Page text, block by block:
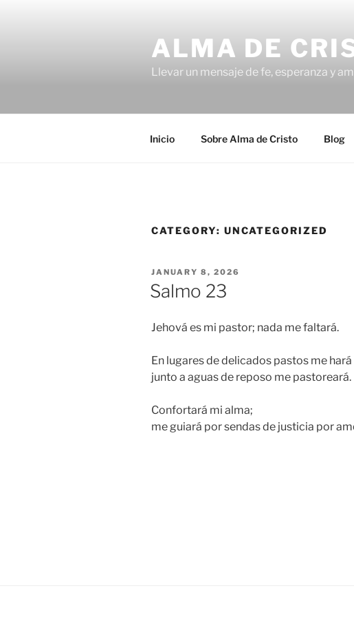
ALMA DE
Llevar un mensaje de fe, esperanza y
Inicio Sobre Alma de Cristo Blog
CATEGORY: UNCATEGORIZED
POSTED
ON
JANUARY 8, 2026
Salmo 23
Jehová es mi pastor; nada me faltará.
En lugares de delicados pastos me
junto a aguas de reposo me pastoreará.
Confortará mi alma;
me guiará por sendas de justicia por